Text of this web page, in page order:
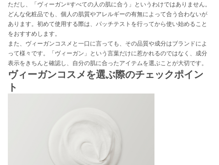
ただし、「ヴィーガン=すべての人の肌に合う」というわけではありません。
どんな化粧品でも、個人の肌質やアレルギーの有無によって合う合わないが
あります。初めて使用する際は、パッチテストを行ってから使い始めること
をおすすめします。
また、ヴィーガンコスメと一口に言っても、その品質や成分はブランドによ
って様々です。「ヴィーガン」という言葉だけに惹かれるのではなく、成分
表示をきちんと確認し、自分の肌に合ったアイテムを選ぶことが大切です。
ヴィーガンコスメを選ぶ際のチェックポイン
ト